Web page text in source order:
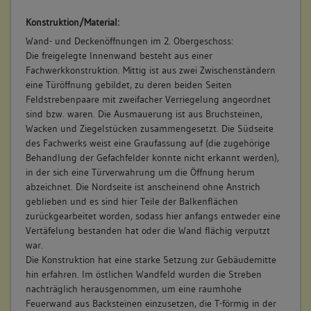
Konstruktion/Material:
Wand- und Deckenöffnungen im 2. Obergeschoss:
Die freigelegte Innenwand besteht aus einer
Fachwerkkonstruktion. Mittig ist aus zwei Zwischenständern
eine Türöffnung gebildet, zu deren beiden Seiten
Feldstrebenpaare mit zweifacher Verriegelung angeordnet
sind bzw. waren. Die Ausmauerung ist aus Bruchsteinen,
Wacken und Ziegelstücken zusammengesetzt. Die Südseite
des Fachwerks weist eine Graufassung auf (die zugehörige
Behandlung der Gefachfelder konnte nicht erkannt werden),
in der sich eine Türverwahrung um die Öffnung herum
abzeichnet. Die Nordseite ist anscheinend ohne Anstrich
geblieben und es sind hier Teile der Balkenflächen
zurückgearbeitet worden, sodass hier anfangs entweder eine
Vertäfelung bestanden hat oder die Wand flächig verputzt
war.
Die Konstruktion hat eine starke Setzung zur Gebäudemitte
hin erfahren. Im östlichen Wandfeld wurden die Streben
nachträglich herausgenommen, um eine raumhohe
Feuerwand aus Backsteinen einzusetzen, die T-förmig in der